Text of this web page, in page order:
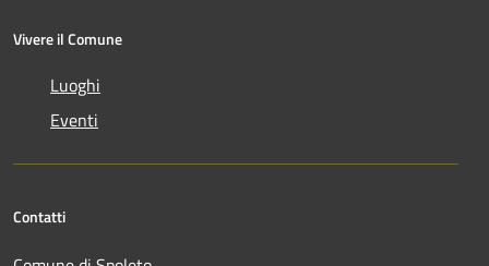
Vivere il Comune
Luoghi
Eventi
Contatti